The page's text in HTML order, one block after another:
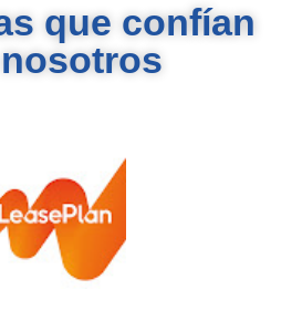
que confían